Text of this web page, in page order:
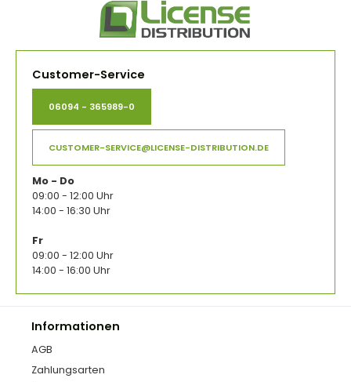
Customer-Service
06094 - 365989-0
CUSTOMER-SERVICE@LICENSE-DISTRIBUTION.DE
Mo - Do
09:00 - 12:00 Uhr
14:00 - 16:30 Uhr
Fr
09:00 - 12:00 Uhr
14:00 - 16:00 Uhr
Informationen
AGB
Zahlungsarten